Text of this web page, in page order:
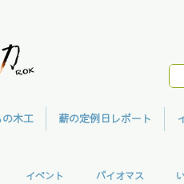
木工 薪の定例日レポート
イベント バイオマス